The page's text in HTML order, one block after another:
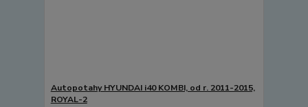
Autopotahy HYUNDAI i40 KOMBI, od r. 2011-2015,
ROYAL-2